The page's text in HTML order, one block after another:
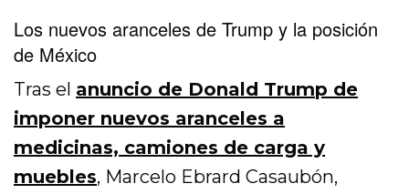
Los nuevos aranceles de Trump y la posición
de México
Tras el anuncio de Donald Trump de
imponer nuevos aranceles a
medicinas, camiones de carga y
muebles, Marcelo Ebrard Casaubón,